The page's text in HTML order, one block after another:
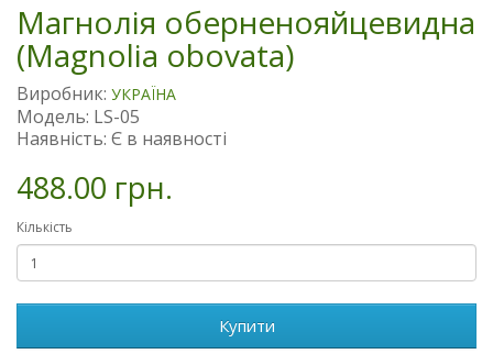
Магнолія оберненояйцевидна
(Magnolia obovata)
Виробник: УКРАЇНА
Модель: LS-05
Наявність: Є в наявності
488.00 грн.
Кількість
Купити